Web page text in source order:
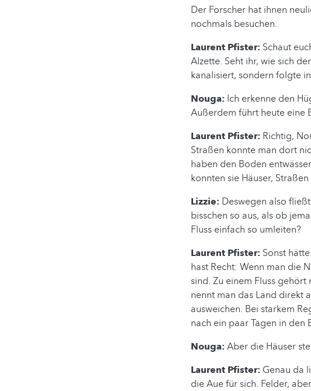
Der Forscher hat ihnen
nochmals besuchen.
Laurent Pfister: Schaut
Alzette. Seht ihr, wie sich
kanalisiert, sondern folgte
Nouga: Ich erkenne den
Außerdem führt heute eine
Laurent Pfister: Richtig,
Straßen konnte man dort
haben den Boden
konnten sie Häuser,
Lizzie: Deswegen also
bisschen so aus, als ob
Fluss einfach so umleiten?
Laurent Pfister: Sonst
hast Recht: Wenn man die
sind. Zu einem Fluss gehört
nennt man das Land direkt
ausweichen. Bei starkem
nach ein paar Tagen in den
Nouga: Aber die Häuser
Laurent Pfister: Genau da
die Aue für sich. Felder,